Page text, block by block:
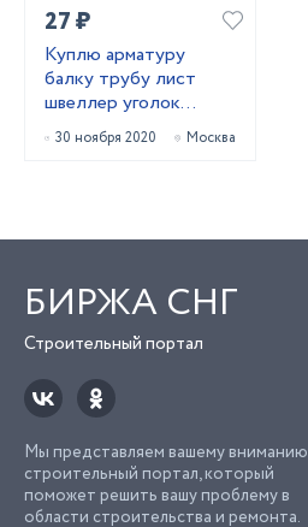
27 ₽
Куплю арматуру
балку трубу лист
швеллер уголок
лежалый
металлопрокат
30 ноября 2020 Москва
БИРЖА СНГ
Строительный портал
Мы представляем вашему вниманию
строительный портал, который
поможет решить вашу проблему в
области строительства и ремонта.